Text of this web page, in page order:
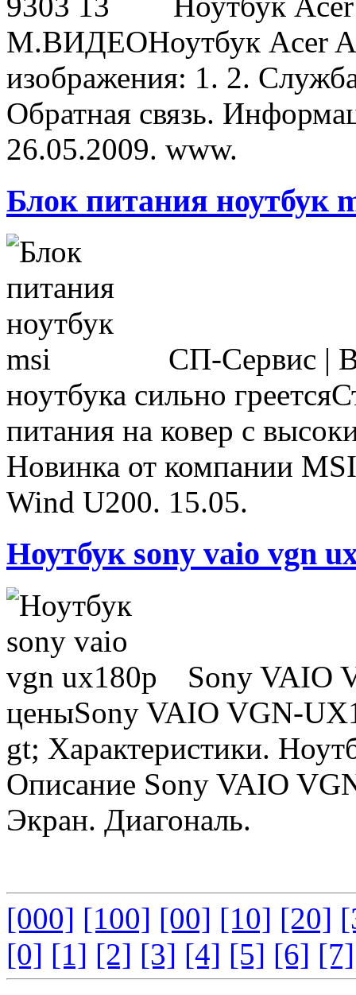
М.ВИДЕОНоутбук Acer
изображения: 1. 2.
Обратная связь.
26.05.2009. www.
Блок питания ноутбук
СП-Сервис |
ноутбука сильно
питания на ковер с
Новинка от компании
Wind U200. 15.05.
Ноутбук sony vaio vgn
Sony VAIO
ценыSony VAIO VGN-
gt; Характеристики.
Описание Sony VAIO
Экран. Диагональ.
[000] [100] [00] [10] [20]
[0] [1] [2] [3] [4] [5] [6] [7]